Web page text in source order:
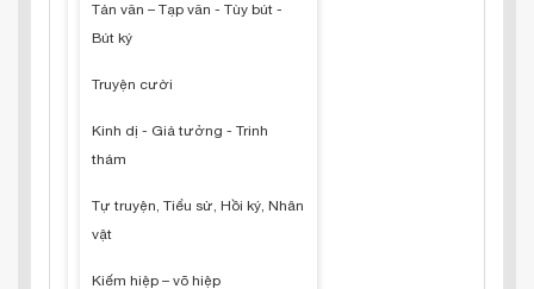
Tản văn – Tạp văn - Tùy bút -
Bút ký
Truyện cười
Kinh dị - Giả tưởng - Trinh
thám
Tự truyện, Tiểu sử, Hồi ký, Nhân
vật
Kiếm hiệp – võ hiệp